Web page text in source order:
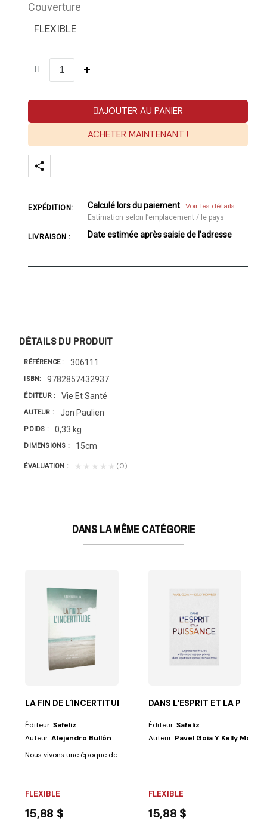
Couverture
FLEXIBLE
AJOUTER AU PANIER
ACHETER MAINTENANT !
EXPÉDITION: Calculé lors du paiement Voir les détails
Estimation selon l’emplacement / le pays
LIVRAISON : Date estimée après saisie de l’adresse
DÉTAILS DU PRODUIT
RÉFÉRENCE 306111
ISBN 9782857432937
ÉDITEUR Vie Et Santé
AUTEUR Jon Paulien
POIDS 0,33 kg
DIMENSIONS 15cm
ÉVALUATION ★★★★★ (0)
DANS LA MÊME CATÉGORIE
de mon...
PRÉJUGÉS
la providence divine, des hommes et des femmes...
LA FIN DE L´INCERTITUDE
Éditeur:Safeliz
Auteur:Alejandro Bullón
Nous vivons une époque de changements rapides et de crises
FLEXIBLE
15,88 $
DANS L'ESPRIT ET LA
Éditeur:Safeliz
Auteur: Pavel Goia Y Kelly
FLEXIBLE
15,88 $